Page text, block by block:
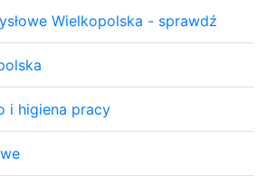
Wielkopolska - sprawdź
i higiena pracy